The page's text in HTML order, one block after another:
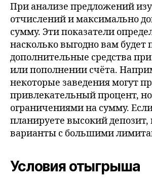
При анализе предложений
отчислений и максимально
сумму. Эти показатели
насколько выгодно вам будет
дополнительные средства
или пополнении счёта.
некоторые заведения могут
привлекательный процент, но
ограничениями на сумму.
планируете высокий
варианты с большими
Условия отыгрыша